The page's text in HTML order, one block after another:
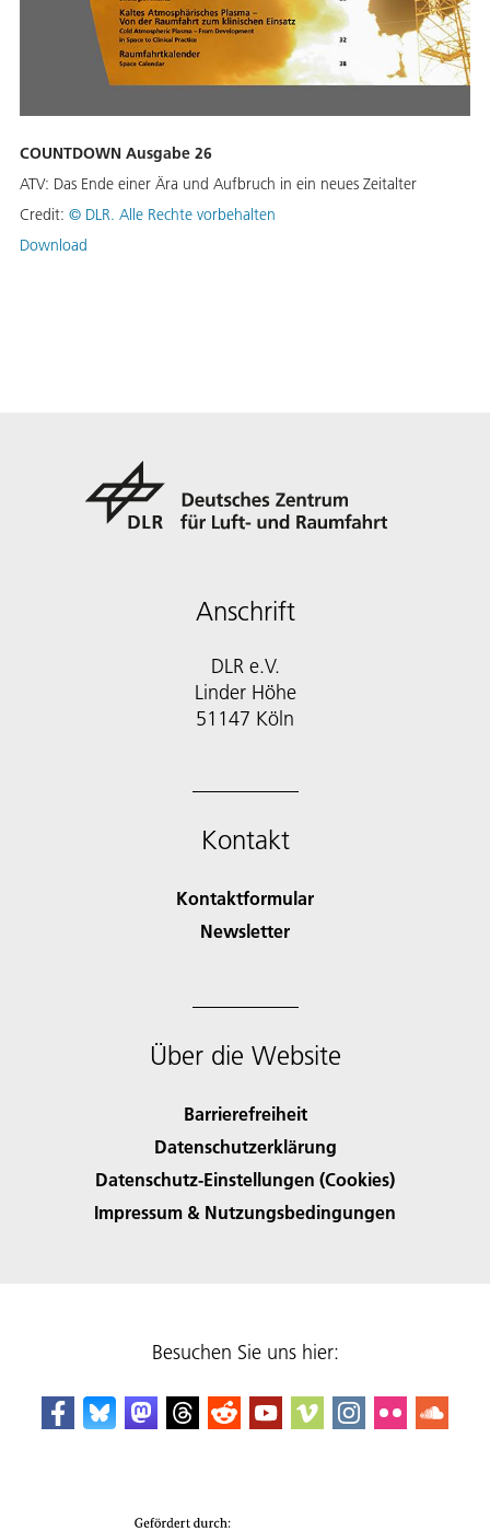
COUNTDOWN Ausgabe 26
ATV: Das Ende einer Ära und Aufbruch in ein neues Zeitalter
Credit: © DLR. Alle Rechte vorbehalten
Download
Anschrift
DLR e.V.
Linder Höhe
51147 Köln
Kontakt
Kontaktformular
Newsletter
Über die Website
Barrierefreiheit
Datenschutzerklärung
Datenschutz-Einstellungen (Cookies)
Impressum & Nutzungsbedingungen
Besuchen Sie uns hier: